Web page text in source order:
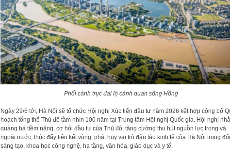
Phối cảnh trục đại lộ cảnh quan sông Hồng
Ngày 29/6 tới, Hà Nội sẽ tổ chức Hội nghị Xúc tiến đầu tư năm 2026 kết hợp công bố
hoạch tổng thể Thủ đô tầm nhìn 100 năm tại Trung tâm Hội nghị Quốc gia. Hội nghị
quảng bá tiềm năng, cơ hội đầu tư của Thủ đô; tăng cường thu hút nguồn lực trong và
ngoài nước; thúc đẩy liên kết vùng, phát huy vai trò đầu tàu kinh tế của Hà Nội trong
sáng tạo, khoa học công nghệ, hạ tầng, văn hóa, giáo dục và y tế.